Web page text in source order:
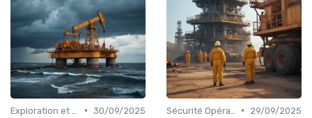
• 30/09/2025
•
29/09/2025